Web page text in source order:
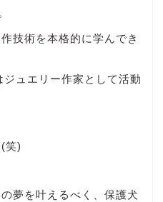
技術を本格的に学んでき
ュエリー作家として活動
笑)
夢を叶えるべく、保護犬